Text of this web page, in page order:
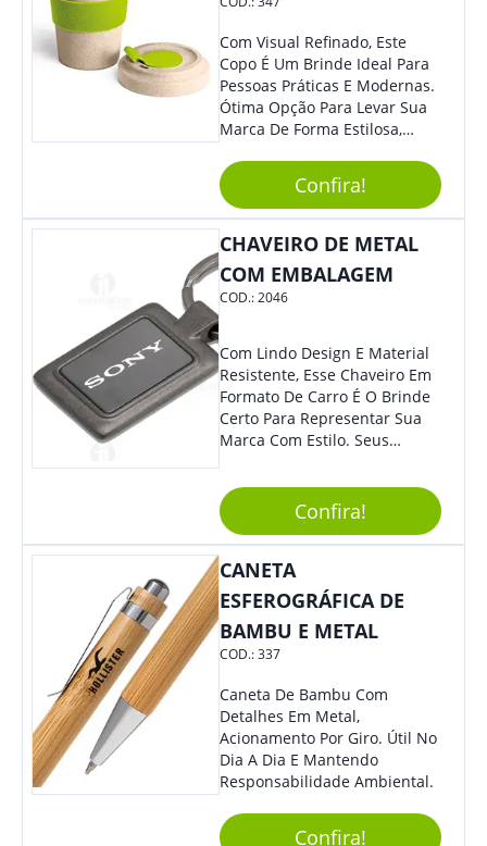
Com Visual Refinado, Este
Copo É Um Brinde Ideal Para
Pessoas Práticas E Modernas.
Ótima Opção Para Levar Sua
Marca De Forma Estilosa,
Empresa Em Eventos,
Reuniões Corporativas Ou Até
Mesmo Para Presentear
Colaboradores.
Confira!
CHAVEIRO DE METAL
COM EMBALAGEM
COD.:2046
Com Lindo Design E Material
Resistente, Esse Chaveiro Em
Formato De Carro É O Brinde
Certo Para Representar Sua
Marca Com Estilo. Seus
Adorar.
Confira!
CANETA
ESFEROGRÁFICA DE
BAMBU E METAL
COD.:337
Caneta De Bambu Com
Detalhes Em Metal,
Acionamento Por Giro. Útil No
Dia A Dia E Mantendo
Responsabilidade Ambiental.
Confira!